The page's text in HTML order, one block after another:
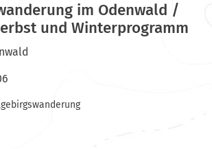
im Odenwald /
und Winterprogramm